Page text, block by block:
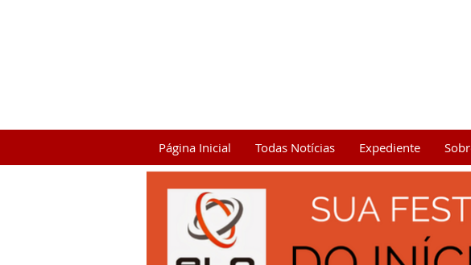
Página Inicial Todas Notícias Expediente